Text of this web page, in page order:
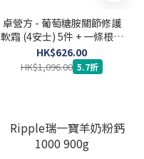
卓營方 - 葡萄糖胺關節修護
軟霜 (4安士) 5件 + 一條根清
涼紓痛貼 (5片裝) 4件
HK$626.00
HK$1,096.00 5.7折